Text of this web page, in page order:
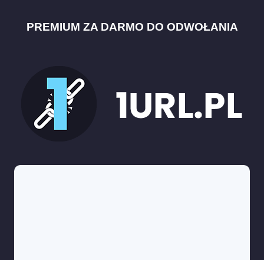
PREMIUM ZA DARMO DO ODWOŁANIA